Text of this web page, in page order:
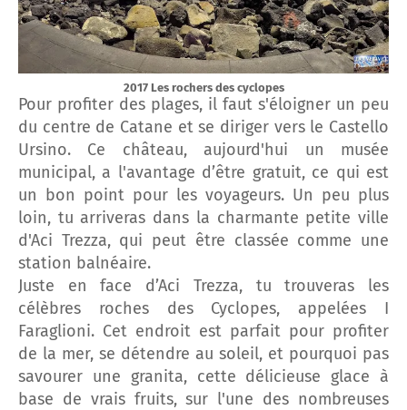
2017 Les rochers des cyclopes
Pour profiter des plages, il faut s'éloigner un peu
du centre de Catane et se diriger vers le Castello
Ursino. Ce château, aujourd'hui un musée
municipal, a l'avantage d’être gratuit, ce qui est
un bon point pour les voyageurs. Un peu plus
loin, tu arriveras dans la charmante petite ville
d'Aci Trezza, qui peut être classée comme une
station balnéaire.
Juste en face d’Aci Trezza, tu trouveras les
célèbres roches des Cyclopes, appelées I
Faraglioni. Cet endroit est parfait pour profiter
de la mer, se détendre au soleil, et pourquoi pas
savourer une granita, cette délicieuse glace à
base de vrais fruits, sur l'une des nombreuses